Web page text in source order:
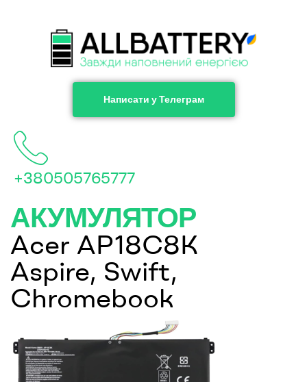
Написати у Телеграм
+380505765777
АКУМУЛЯТОР
Acer AP18C8K
Aspire, Swift,
Chromebook